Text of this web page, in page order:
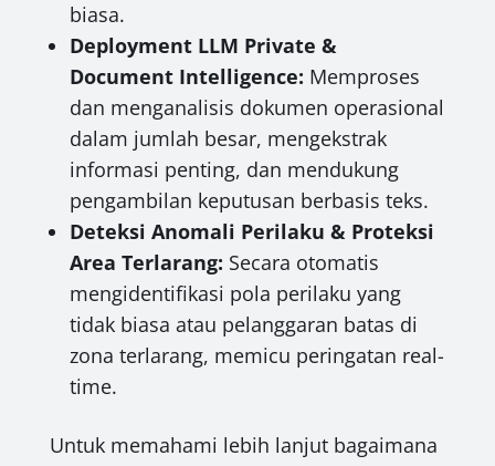
biasa.
Deployment LLM Private &
Document Intelligence: Memproses
dan menganalisis dokumen operasional
dalam jumlah besar, mengekstrak
informasi penting, dan mendukung
pengambilan keputusan berbasis teks.
Deteksi Anomali Perilaku & Proteksi
Area Terlarang: Secara otomatis
mengidentifikasi pola perilaku yang
tidak biasa atau pelanggaran batas di
zona terlarang, memicu peringatan real-
time.
Untuk memahami lebih lanjut bagaimana